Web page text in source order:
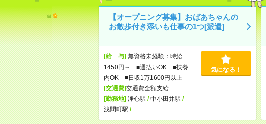
【オープニング募集】おばあちゃんの
お散歩付き添いも仕事の1つ[派遣]
[給 与]無資格未経験：時給
1450円～ ■週払いOK ■扶養
内OK ■日収1万1600円以上
[交通費]交通費全額支給
[勤務地]浄心駅 /中小田井駅 /
浅間町駅 /
気になる！